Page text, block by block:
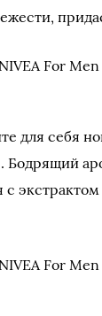
For
для себя
Бодрящий
с
For